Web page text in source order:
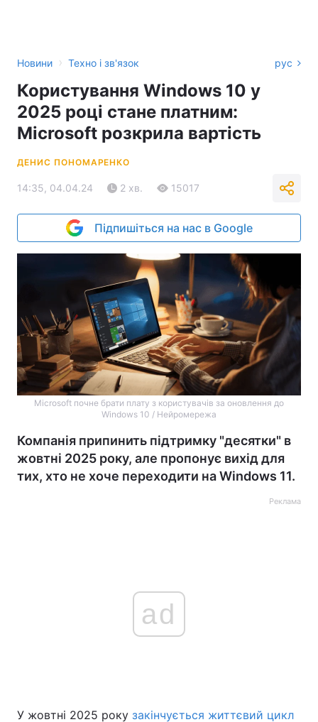
Новини › Техно і зв'язок рус
Користування Windows 10 у
2025 році стане платним:
Microsoft розкрила вартість
ДЕНИС ПОНОМАРЕНКО
14:35, 04.04.24 2 хв. 15017
Підпишіться на нас в Google
Microsoft почне брати плату з користувачів за оновлення до
Windows 10 / Нейромережа
Компанія припинить підтримку "десятки" в
жовтні 2025 року, але пропонує вихід для
тих, хто не хоче переходити на Windows 11.
Реклама
ad
У жовтні 2025 року закінчується життєвий цикл